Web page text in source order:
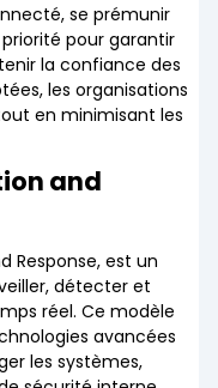
se prémunir
pour garantir
la confiance des
les organisations
en minimisant les
and
Response, est un
détecter et
réel. Ce modèle
avancées
les systèmes,